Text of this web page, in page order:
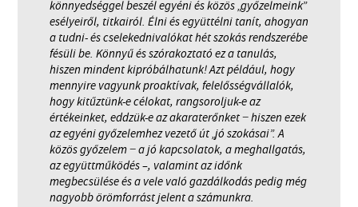
könnyedséggel beszél egyéni és közös „győzelmeink”
esélyeiről, titkairól. Élni és együttélni tanít, ahogyan
a tudni- és cselekednivalókat hét szokás rendszerébe
fésüli be. Könnyű és szórakoztató ez a tanulás,
hiszen mindent kipróbálhatunk! Azt például, hogy
mennyire vagyunk proaktívak, felelősségvállalók,
hogy kitűztünk-e célokat, rangsoroljuk-e az
értékeinket, eddzük-e az akaraterőnket − hiszen ezek
az egyéni győzelemhez vezető út „jó szokásai”. A
közös győzelem − a jó kapcsolatok, a meghallgatás,
az együttműködés –, valamint az időnk
megbecsülése és a vele való gazdálkodás pedig még
nagyobb örömforrást jelent a számunkra.